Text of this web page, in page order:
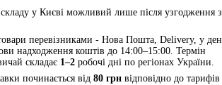
складу у Києві можливий лише після узгодження з
перевізниками - Нова Пошта, Delivery, у
надходження коштів до 14:00–15:00. Термін
складає 1–2 робочі дні по регіонах України.
починається від 80 грн відповідно до тарифів